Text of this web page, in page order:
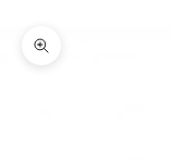
Zoomer sur l'image